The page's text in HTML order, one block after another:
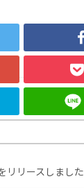
リリースしました